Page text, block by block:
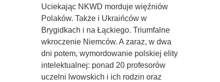
Uciekając NKWD morduje więźniów
Polaków. Także i Ukraińców w
Brygidkach i na Łąckiego. Triumfalne
wkroczenie Niemców. A zaraz, w dwa
dni potem, wymordowanie polskiej elity
intelektualnej: ponad 20 profesorów
uczelni lwowskich i ich rodzin oraz